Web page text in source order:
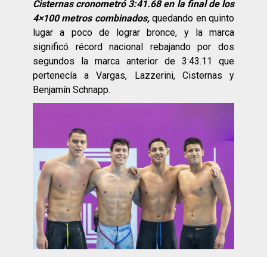
Cisternas cronometró 3:41.68 en la final de los
4×100 metros combinados, quedando en quinto
lugar a poco de lograr bronce, y la marca
significó récord nacional rebajando por dos
segundos la marca anterior de 3:43.11 que
pertenecía a Vargas, Lazzerini, Cisternas y
Benjamín Schnapp.